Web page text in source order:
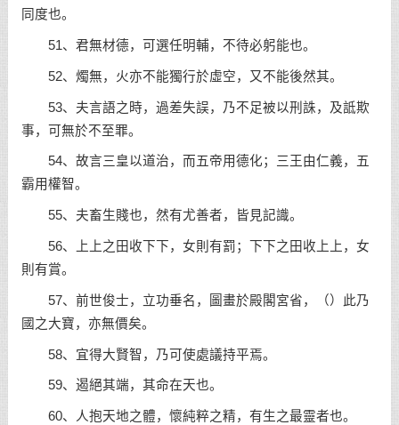
同度也。
51、君無材德，可選任明輔，不待必躬能也。
52、燭無，火亦不能獨行於虛空，又不能後然其。
53、夫言語之時，過差失誤，乃不足被以刑誅，及詆欺
事，可無於不至罪。
54、故言三皇以道治，而五帝用德化；三王由仁義，五
霸用權智。
55、夫畜生賤也，然有尤善者，皆見記識。
56、上上之田收下下，女則有罰；下下之田收上上，女
則有賞。
57、前世俊士，立功垂名，圖畫於殿閣宮省，（ ）此乃
國之大寶，亦無價矣。
58、宜得大賢智，乃可使處議持平焉。
59、遏絕其端，其命在天也。
60、人抱天地之體，懷純粹之精，有生之最靈者也。